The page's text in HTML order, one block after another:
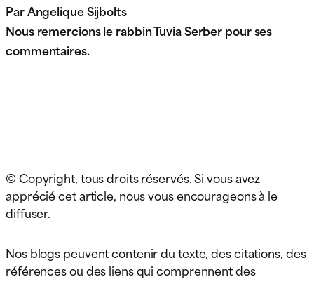
Par Angelique Sijbolts
Nous remercions le rabbin Tuvia Serber pour ses
commentaires.
© Copyright, tous droits réservés. Si vous avez
apprécié cet article, nous vous encourageons à le
diffuser.
Nos blogs peuvent contenir du texte, des citations, des
références ou des liens qui comprennent des